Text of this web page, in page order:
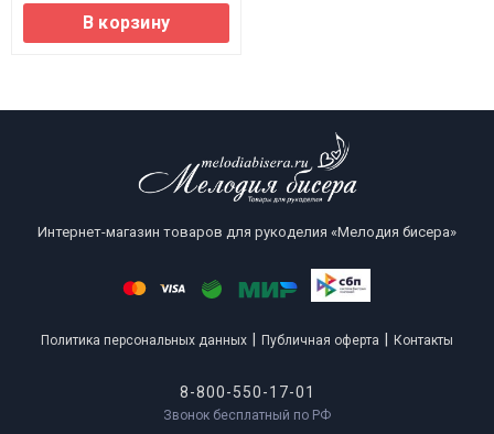
В корзину
Интернет-магазин товаров для рукоделия «Мелодия бисера»
Политика персональных данных Публичная оферта Контакты
8-800-550-17-01
Звонок бесплатный по РФ